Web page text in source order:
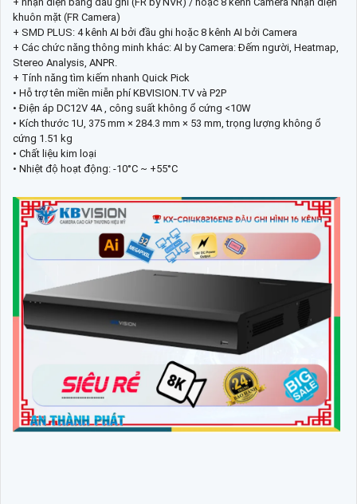
khuôn mặt (FR Camera)
+ SMD PLUS: 4 kênh AI bởi đầu ghi hoặc 8 kênh AI bởi Camera
+ Các chức năng thông minh khác: AI by Camera: Đếm người, Heatmap,
Stereo Analysis, ANPR.
+ Tính năng tìm kiếm nhanh Quick Pick
• Hỗ trợ tên miền miễn phí KBVISION.TV và P2P
• Điện áp DC12V 4A , công suất không ổ cứng <10W
• Kích thước 1U, 375 mm × 284.3 mm × 53 mm, trọng lượng không ổ
cứng 1.51 kg
• Chất liệu kim loại
• Nhiệt độ hoạt động: -10°C ~ +55°C